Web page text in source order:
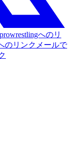
へのリ
のリンク メールで